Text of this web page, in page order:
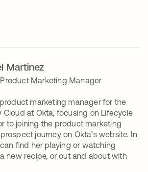
Martinez
Marketing Manager
marketing manager for the
Cloud at Okta, focusing on Lifecycle
to joining the product marketing
journey on Okta’s website. In
find her playing or watching
new recipe, or out and about with